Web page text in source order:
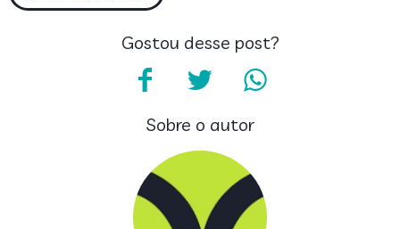
Gostou desse post?
Sobre o autor